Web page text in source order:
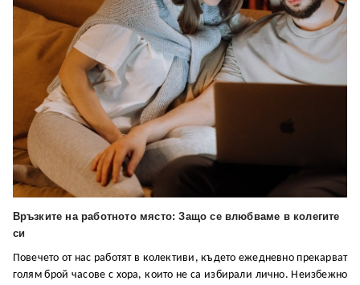
Връзките на работното място: Защо се влюбваме в колегите
си
Повечето от нас работят в колективи, където ежедневно прекарват
голям брой часове с хора, които не са избирали лично. Неизбежно